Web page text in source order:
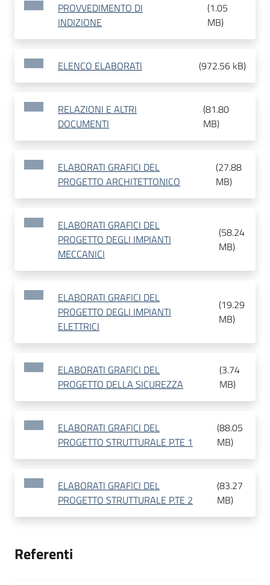
PROVVEDIMENTO DI
INDIZIONE
(1.05
MB)
ELENCO ELABORATI (972.56 kB)
RELAZIONI E ALTRI
DOCUMENTI
(81.80
MB)
ELABORATI GRAFICI DEL
PROGETTO ARCHITETTONICO
(27.88
MB)
ELABORATI GRAFICI DEL
PROGETTO DEGLI IMPIANTI
MECCANICI
(58.24
MB)
ELABORATI GRAFICI DEL
PROGETTO DEGLI IMPIANTI
ELETTRICI
(19.29
MB)
ELABORATI GRAFICI DEL
PROGETTO DELLA SICUREZZA
(3.74
MB)
ELABORATI GRAFICI DEL
PROGETTO STRUTTURALE P.TE 1
(88.05
MB)
ELABORATI GRAFICI DEL
PROGETTO STRUTTURALE P.TE 2
(83.27
MB)
Referenti